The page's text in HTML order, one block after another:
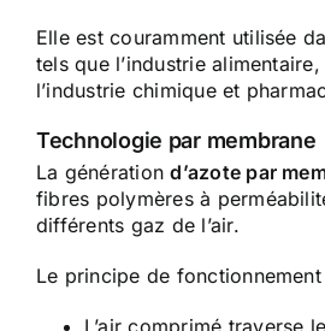
Elle est couramment utilisée
tels que l’industrie
l’industrie chimique et
Technologie par membrane
La générationd’azote par
fibres polymères à
différents gaz de l’air.
Le principe de